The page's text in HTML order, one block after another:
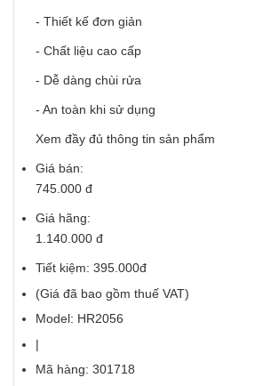
- Thiết kế đơn giản
- Chất liệu cao cấp
- Dễ dàng chùi rửa
- An toàn khi sử dụng
Xem đầy đủ thông tin sản phẩm
Giá bán:
745.000 đ
Giá hãng:
1.140.000 đ
Tiết kiệm: 395.000đ
(Giá đã bao gồm thuế VAT)
Model: HR2056
|
Mã hàng: 301718